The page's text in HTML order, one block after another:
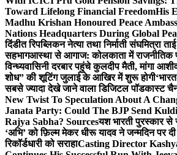
Toward Lifelong Financial FreedomHis
Madhu Krishan Honoured Peace
Nations Headquarters During Global
दिंडीत रिपब्लिकन नेत्या तथा निर्माती संघमित्रा
सहभागआस्था से आगाज: कोलकाता में राजनीतिक
विन्ध्यवासिनी दरबार पहुंचे कुलदीप मैती, मांगा
शोध” की शूटिंग जुलाई के आखिर में शुरू होगी
सबसे ज्यादा देखे जाने वाला डिजिटल पॉडकास्ट
New Twist To Speculation About A
Janata Party: Could The BJP Send
Rajya Sabha? Sourcesयश भारती पुरस्कार से
‘अभि’ को फ़िल्म मेकर धीरू यादव ने जन्मदिन पर
रिकॉर्डधारी को सराहाCasting Director